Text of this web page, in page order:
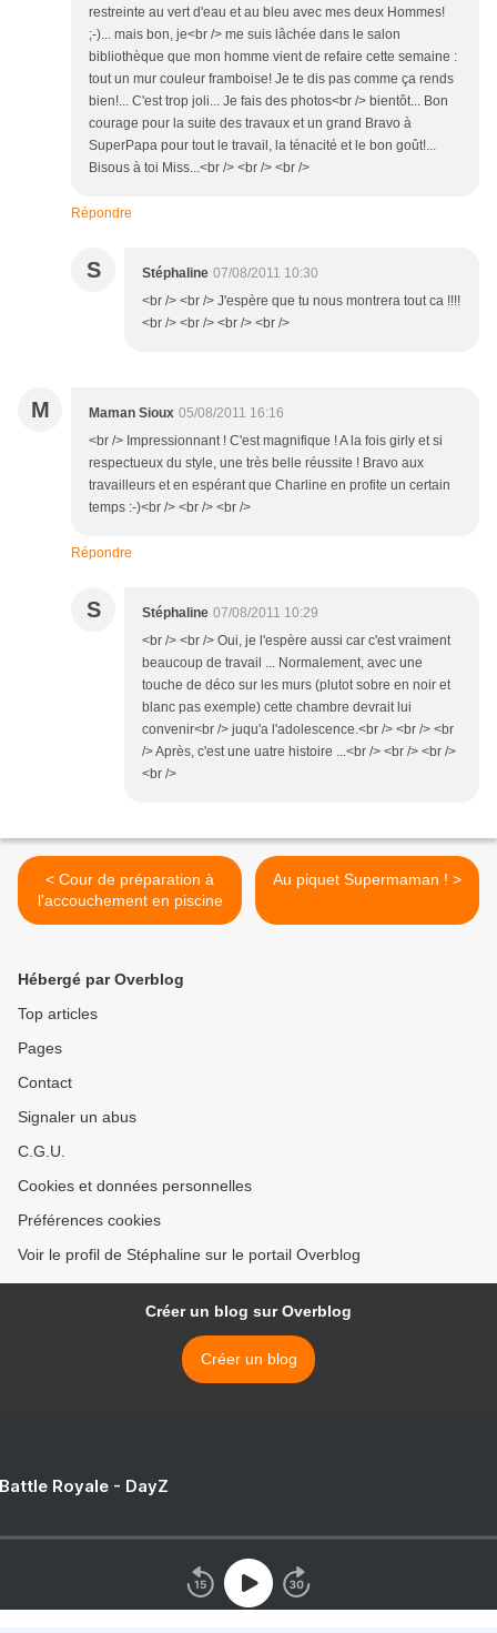
restreinte au vert d'eau et au bleu avec mes deux Hommes!
;-)... mais bon, je<br /> me suis lâchée dans le salon
bibliothèque que mon homme vient de refaire cette semaine :
tout un mur couleur framboise! Je te dis pas comme ça rends
bien!... C'est trop joli... Je fais des photos<br /> bientôt... Bon
courage pour la suite des travaux et un grand Bravo à
SuperPapa pour tout le travail, la ténacité et le bon goût!...
Bisous à toi Miss...<br /> <br /> <br />
Répondre
S Stéphaline 07/08/2011 10:30
<br /> <br /> J'espère que tu nous montrera tout ca !!!!
<br /> <br /> <br /> <br />
M Maman Sioux 05/08/2011 16:16
<br /> Impressionnant ! C'est magnifique ! A la fois girly et si
respectueux du style, une très belle réussite ! Bravo aux
travailleurs et en espérant que Charline en profite un certain
temps :-)<br /> <br /> <br />
Répondre
S Stéphaline 07/08/2011 10:29
<br /> <br /> Oui, je l'espère aussi car c'est vraiment
beaucoup de travail ... Normalement, avec une
touche de déco sur les murs (plutot sobre en noir et
blanc pas exemple) cette chambre devrait lui
convenir<br /> juqu'a l'adolescence.<br /> <br /> <br
/> Après, c'est une uatre histoire ...<br /> <br /> <br />
<br />
< Cour de préparation à
l'accouchement en piscine
Au piquet Supermaman ! >
Hébergé par Overblog
Top articles
Pages
Contact
Signaler un abus
C.G.U.
Cookies et données personnelles
Préférences cookies
Voir le profil de Stéphaline sur le portail Overblog
Créer un blog sur Overblog
Créer un blog
Royale - DayZ